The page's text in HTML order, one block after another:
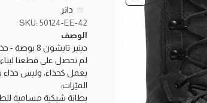
دانر
SKU: 50124-EE-42
الوصف
دينير تايشون 8 بوصة - حذاء مقاوم للانزلاق - 50124
يعمل كحذاء، وليس حذاء
الميّزات:
بطانة شبكية مسامية